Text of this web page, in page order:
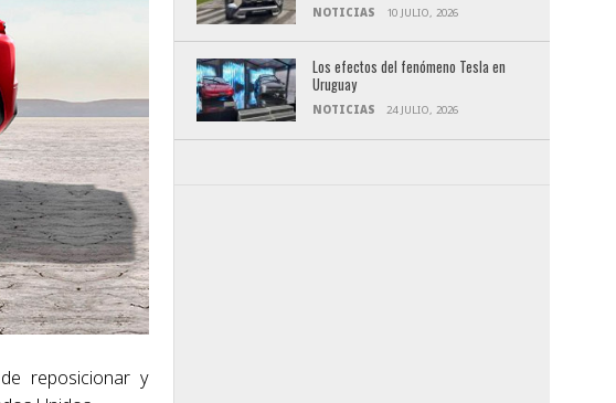
reposicionar y
NOTICIAS 10 JULIO, 2026
Los efectos del fenómeno Tesla en
Uruguay
NOTICIAS 24 JULIO, 2026